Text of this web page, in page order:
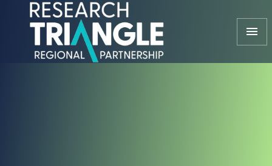
Gå til indhold
menu